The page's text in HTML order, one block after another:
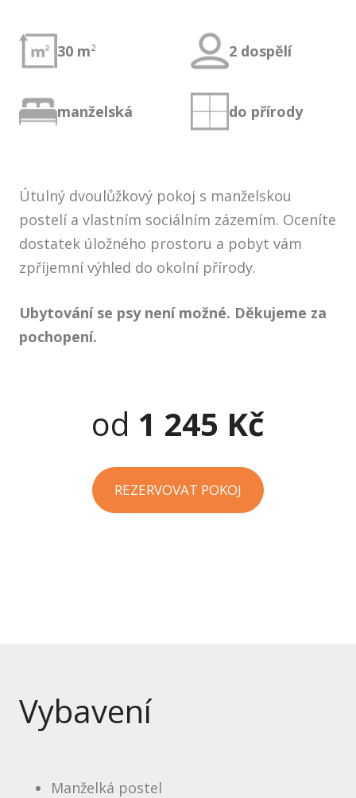
pokoj
pokoj
REZERVACE
30 m² 2 dospělí
manželská do přírody
Útulný dvoulůžkový pokoj s manželskou
postelí a vlastním sociálním zázemím. Oceníte
dostatek úložného prostoru a pobyt vám
zpříjemní výhled do okolní přírody.
Ubytování se psy není možné. Děkujeme za
pochopení.
od 1 245 Kč
REZERVOVAT POKOJ
Vybavení
Manželká postel